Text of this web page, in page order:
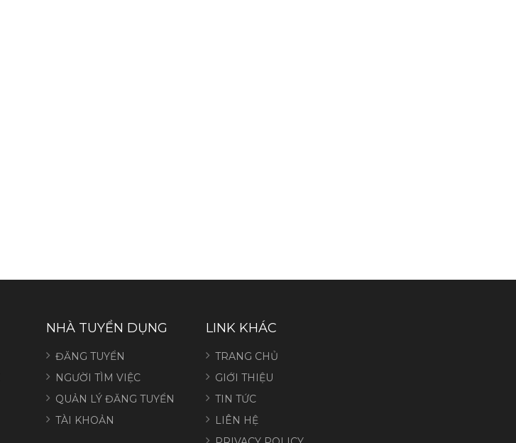
NHÀ TUYỂN DỤNG
ĐĂNG TUYỂN
NGƯỜI TÌM VIỆC
QUẢN LÝ ĐĂNG TUYỂN
TÀI KHOẢN
LINK KHÁC
TRANG CHỦ
GIỚI THIỆU
TIN TỨC
LIÊN HỆ